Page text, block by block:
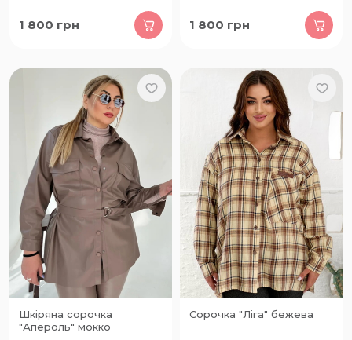
1 800 грн 1 800 грн
Шкіряна сорочка
"Апероль" мокко
Сорочка "Ліга" бежева